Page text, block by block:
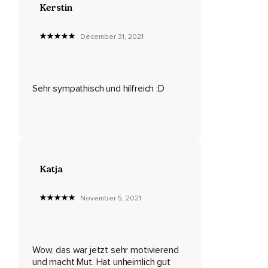
Nutze die Chance,
Und zwar sagt diese These aus,
Dass es einen Teil in uns gibt,
Man kann sich das vorstellen wie eine Datei auf Deinem
Kerstin
December 31, 2021
Sehr sympathisch und hilfreich :D
Katja
November 5, 2021
Wow, das war jetzt sehr motivierend
und macht Mut. Hat unheimlich gut